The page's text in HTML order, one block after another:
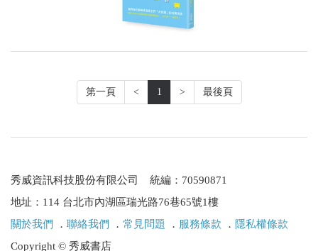
第一頁 < 1 > 最後頁
秀威資訊科技股份有限公司 統編：70590871
地址：114 台北市內湖區瑞光路76巷65號1樓
關於我們
． 聯絡我們 ． 常見問題 ． 服務條款 ． 隱私權條款
Copyright © 秀威書店